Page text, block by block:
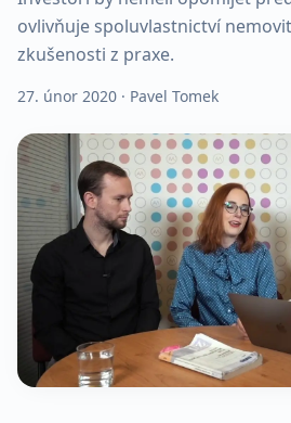
ovlivňuje spoluvlastnictví
zkušenosti z praxe.
27. únor 2020 · Pavel Tomek